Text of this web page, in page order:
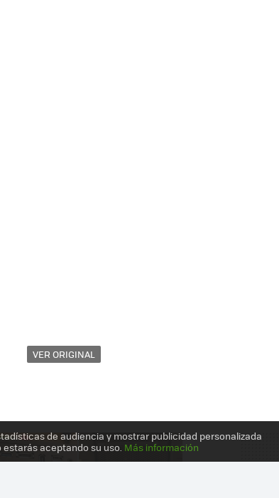
VER ORIGINAL
de audiencia y mostrar publicidad personalizada
aceptando su uso. Más información